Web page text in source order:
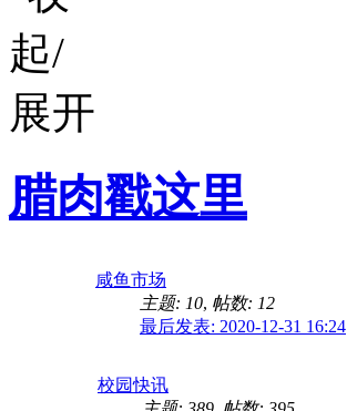
腊肉戳这里
咸鱼市场
主题: 10, 帖数: 12
最后发表: 2020-12-31 16:24
校园快讯